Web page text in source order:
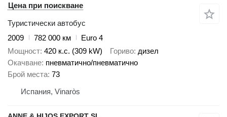
Цена при поискване
Туристически автобус
2009
782 000 км
Euro 4
Мощност 420 к.с. (309 kW) Гориво дизел
Окачване пневматично/пневматично
Брой места 73
Испания, Vinaròs